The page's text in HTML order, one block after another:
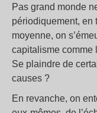
Pas grand monde
périodiquement, en
moyenne, on
capitalisme comme
Se plaindre de
causes ?
En revanche, on